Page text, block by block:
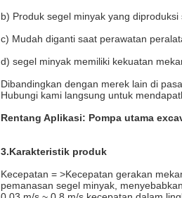
b) Produk segel minyak yang
c) Mudah diganti saat perawatan
d) segel minyak memiliki kekuatan
Dibandingkan dengan merek lain di
Hubungi kami langsung untuk
Rentang Aplikasi: Pompa utama
3.Karakteristik produk
Kecepatan = >Kecepatan gerakan
pemanasan segel minyak,